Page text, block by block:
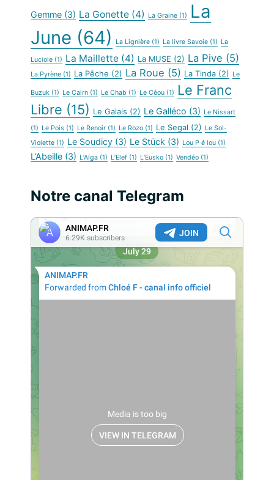
Gemme (3) La Gonette (4) La Graine (1)
La
June (64) La Lignière (1) La livre Savoie (1) La
Luciole (1) La Maillette (4) La MUSE (2) La Pive (5)
La Pyrène (1) La Pêche (2) La Roue (5) La Tinda (2) Le
Buzuk (1) Le Cairn (1) Le Chab (1) Le Céou (1)
Le Franc
Libre (15) Le Galais (2) Le Galléco (3) Le Nissart
(1) Le Pois (1) Le Renoir (1) Le Rozo (1) Le Segal (2) Le Sol-
Violette (1) Le Soudicy (3) Le Stück (3) Lou P é lou (1)
L’Abeille (3) L’Aïga (1) L’Elef (1) L’Eusko (1) Vendéo (1)
Notre canal Telegram